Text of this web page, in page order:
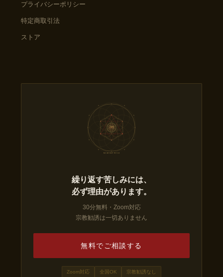
プライバシーポリシー
特定商取引法
ストア
三六九
の 儀
MI-RO-KU NO GI
繰り返す苦しみには、
必ず理由があります。
30分無料・Zoom対応
宗教勧誘は一切ありません
無料でご相談する
Zoom対応 全国OK 宗教勧誘なし